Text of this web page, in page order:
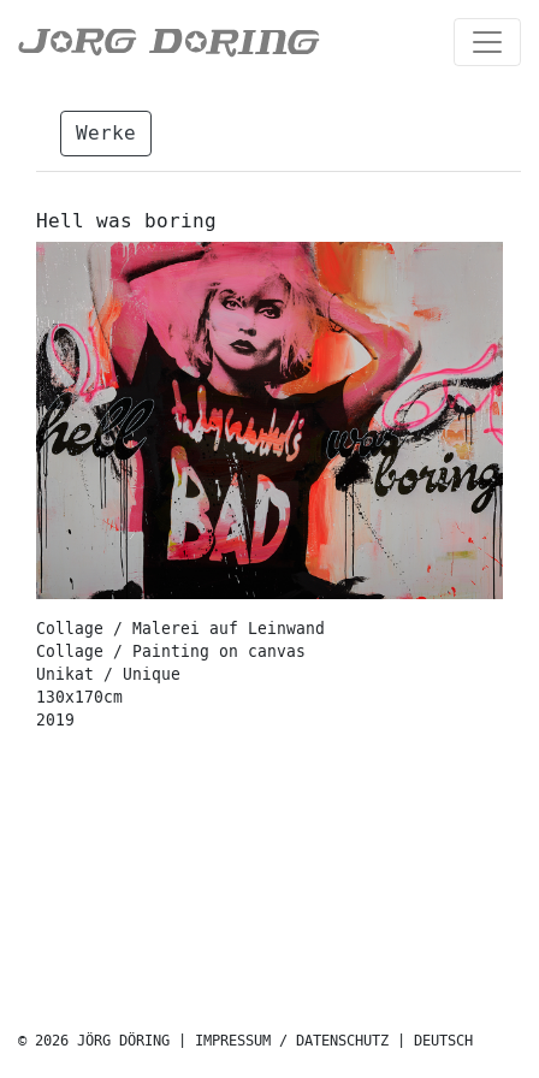
Werke
Hell was boring
Collage / Malerei auf Leinwand
Collage / Painting on canvas
Unikat / Unique
130x170cm
2019
© 2026 JÖRG DÖRING | IMPRESSUM / DATENSCHUTZ DEUTSCH